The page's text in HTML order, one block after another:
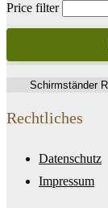
Price filter
Rechtliches
Datenschutz
Impressum